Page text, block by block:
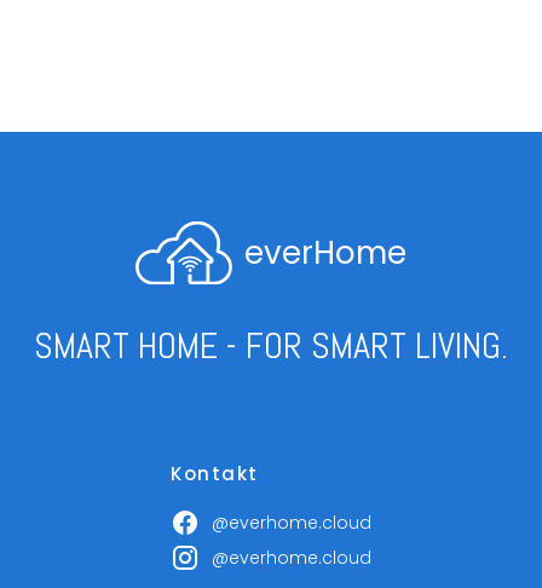
everHome
SMART HOME - FOR SMART LIVING.
Kontakt
@everhome.cloud
@everhome.cloud